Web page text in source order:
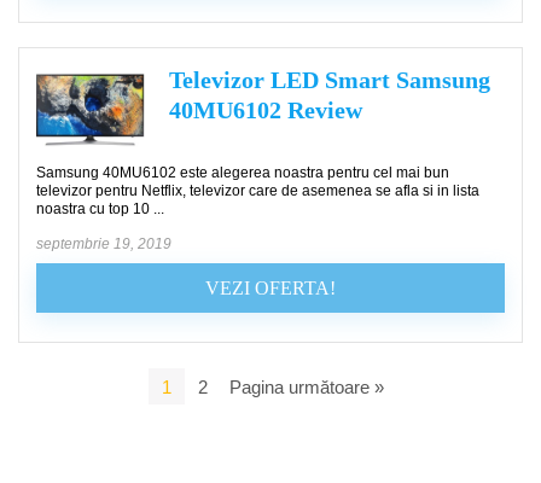
Televizor LED Smart Samsung
40MU6102 Review
Samsung 40MU6102 este alegerea noastra pentru cel mai bun
televizor pentru Netflix, televizor care de asemenea se afla si in lista
noastra cu top 10 ...
septembrie 19, 2019
VEZI OFERTA!
1 2 Pagina următoare »